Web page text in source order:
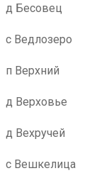
д Бесовец
с Ведлозеро
п Верхний
д Верховье
д Вехручей
с Вешкелица